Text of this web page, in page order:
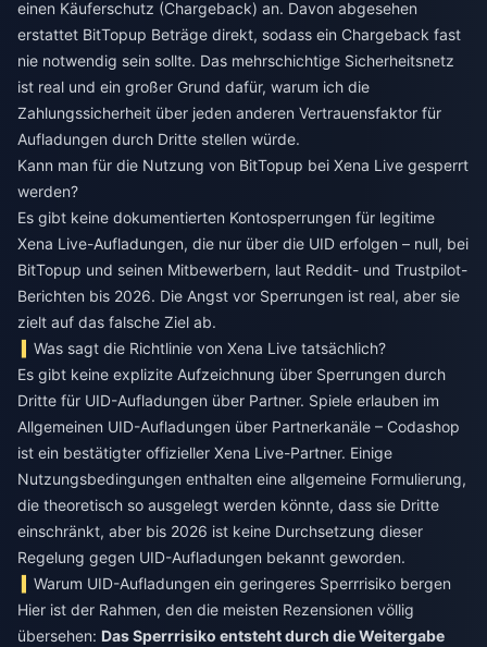
einen Käuferschutz (Chargeback) an. Davon abgesehen
erstattet BitTopup Beträge direkt, sodass ein Chargeback fast
nie notwendig sein sollte. Das mehrschichtige Sicherheitsnetz
ist real und ein großer Grund dafür, warum ich die
Zahlungssicherheit über jeden anderen Vertrauensfaktor für
Aufladungen durch Dritte stellen würde.
Kann man für die Nutzung von BitTopup bei Xena Live gesperrt
werden?
Es gibt keine dokumentierten Kontosperrungen für legitime
Xena Live-Aufladungen, die nur über die UID erfolgen – null, bei
BitTopup und seinen Mitbewerbern, laut Reddit- und Trustpilot-
Berichten bis 2026. Die Angst vor Sperrungen ist real, aber sie
zielt auf das falsche Ziel ab.
Was sagt die Richtlinie von Xena Live tatsächlich?
Es gibt keine explizite Aufzeichnung über Sperrungen durch
Dritte für UID-Aufladungen über Partner. Spiele erlauben im
Allgemeinen UID-Aufladungen über Partnerkanäle – Codashop
ist ein bestätigter offizieller Xena Live-Partner. Einige
Nutzungsbedingungen enthalten eine allgemeine Formulierung,
die theoretisch so ausgelegt werden könnte, dass sie Dritte
einschränkt, aber bis 2026 ist keine Durchsetzung dieser
Regelung gegen UID-Aufladungen bekannt geworden.
Warum UID-Aufladungen ein geringeres Sperrrisiko bergen
Hier ist der Rahmen, den die meisten Rezensionen völlig
übersehen: Das Sperrrisiko entsteht durch die Weitergabe